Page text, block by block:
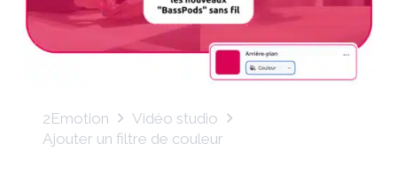
2Emotion
Vidéo studio
Ajouter un filtre de couleur